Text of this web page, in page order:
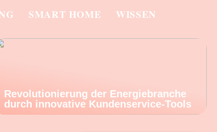
SMART HOME WISSEN
Revolutionierung der Energiebranche
durch innovative Kundenservice-Tools